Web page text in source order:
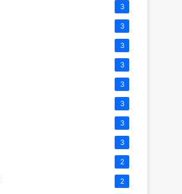
3
3
3
3
3
3
3
3
2
2